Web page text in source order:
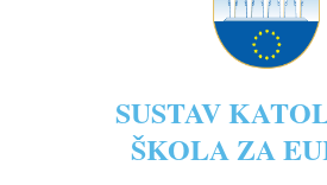
SUSTAV
ŠKOLA ZA